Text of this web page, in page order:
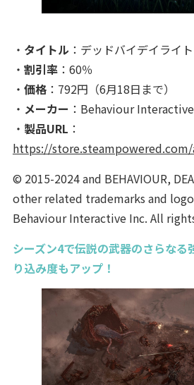
・ タイトル ：デッドバイデイライト
・ 割引率：60％
・ 価格：792円（6月18日まで）
・ メーカー ：Behaviour Interactive
・ 製品URL ：
https://
© 2015-2024 and BEHAVIOUR,
other related trademarks and
Behaviour Interactive Inc. All
シーズン4で伝説の武器のさらなる
り込み度もアップ！